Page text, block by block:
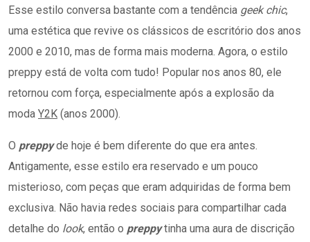
Esse estilo conversa bastante com a tendência geek chic,
uma estética que revive os clássicos de escritório dos anos
2000 e 2010, mas de forma mais moderna. Agora, o estilo
preppy está de volta com tudo! Popular nos anos 80, ele
retornou com força, especialmente após a explosão da
moda Y2K (anos 2000).
O preppyde hoje é bem diferente do que era antes.
Antigamente, esse estilo era reservado e um pouco
misterioso, com peças que eram adquiridas de forma bem
exclusiva. Não havia redes sociais para compartilhar cada
detalhe do look, então o preppytinha uma aura de discrição